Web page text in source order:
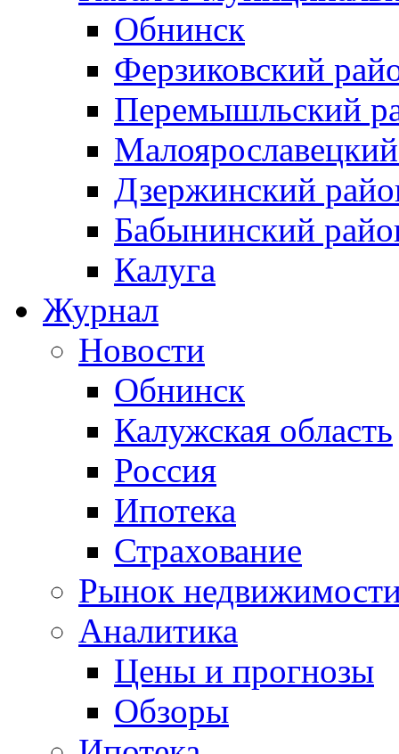
Обнинск
Ферзиковский
Перемышльский
Дзержинский
Бабынинский
Калуга
Журнал
Новости
Обнинск
Калужская область
Россия
Ипотека
Страхование
Рынок
Аналитика
Цены и прогнозы
Обзоры